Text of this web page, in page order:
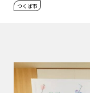
つくば市